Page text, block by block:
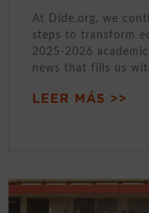
At Dide.org, we
steps to transform
2025-2026
news that fills us
LEER MÁS >>